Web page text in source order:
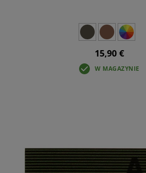
15,90 €
W MAGAZYNIE